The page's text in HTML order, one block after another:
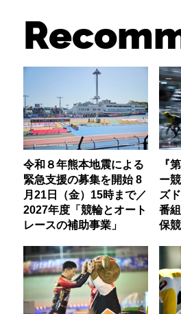
令和８年熊本地震による
緊急支援の募集を開始 8
月21日（金）15時まで／
2027年度「競輪とオート
レースの補助事業」
『
ー
ズ
番
保